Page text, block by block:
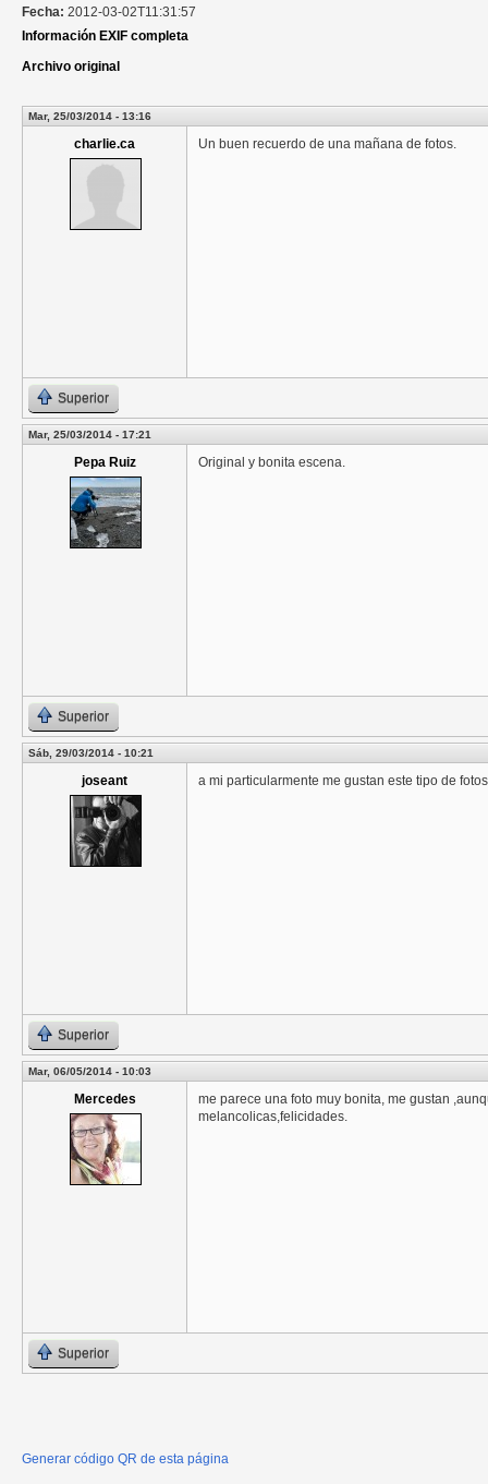
Fecha: 2012-03-02T11:31:57
Información EXIF completa
Archivo original
Mar, 25/03/2014 - 13:16
charlie.ca Un buen recuerdo de una mañana de fotos.
Superior
Mar, 25/03/2014 - 17:21
Pepa Ruiz Original y bonita escena.
Superior
Sáb, 29/03/2014 - 10:21
joseant a mi particularmente me gustan este tipo de
Superior
Mar, 06/05/2014 - 10:03
Mercedes
me parece una foto muy bonita, me gustan
melancolicas,felicidades.
Superior
Generar código QR de esta página